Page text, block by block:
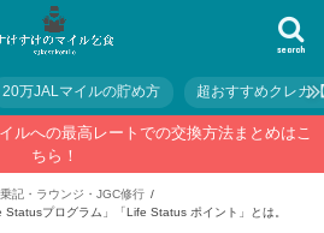
search
20万JALマイルの貯め方 超おすすめクレカ
ルへの最高レートでの交換方法まとめはこ
ちら！
記・ラウンジ・JGC修行
プログラム」「Life Status ポイント」とは。